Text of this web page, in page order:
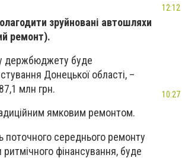
зруйновані автошляхи
ремонт).
держбюджету буде
Донецької області, –
млн грн.
ямковим ремонтом.
поточного середнього ремонту
ритмічного фінансування, буде
12:12
10:27